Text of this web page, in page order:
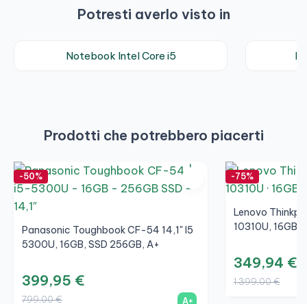
Potresti averlo visto in
Notebook Intel Core i5
Prodotti che potrebbero piacerti
-50%
Panasonic Toughbook CF-54 14,1" I5
5300U, 16GB, SSD 256GB, A+
399,95 €
799,00 € A+
-75%
Lenovo
10310U, 16GB,
349,94 €
1.399,00 €